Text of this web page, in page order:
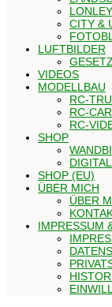
CITY &
LUFTBILDER
VIDEOS
MODELLBAU
RC-
RC-
RC-
SHOP
SHOP (EU)
ÜBER MICH
ÜBER
IMPRESSUM